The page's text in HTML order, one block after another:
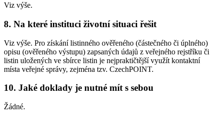
Viz výše.
8. Na které instituci životní situaci řešit
Viz výše. Pro získání listinného ověřeného (částečného či úplného)
opisu (ověřeného výstupu) zapsaných údajů z veřejného rejstříku či
listin uložených ve sbírce listin je nejpraktičtější využít kontaktní
místa veřejné správy, zejména tzv. CzechPOINT.
10. Jaké doklady je nutné mít s sebou
Žádné.